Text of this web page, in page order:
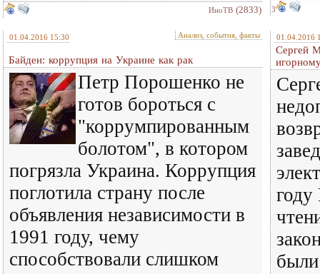
ИноТВ (2833) 3
01.04.2016 15:30 Анализ, события, факты
Байден: коррупция на Украине как рак
Петр Порошенко не
готов бороться с
"коррумпированным
болотом", в котором
погрязла Украина. Коррупция
поглотила страну после
объявления независимости в
1991 году, чему
способствовали слишком
01.04.2016
Сергей
году